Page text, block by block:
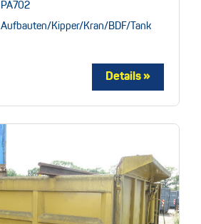
PA702
Aufbauten/Kipper/Kran/BDF/Tank